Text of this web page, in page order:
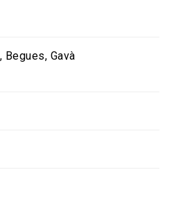
Begues Gavà